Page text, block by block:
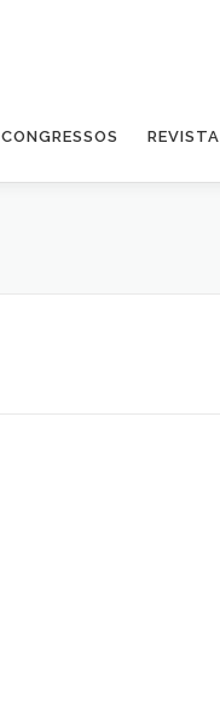
CONGRESSOS REVISTA